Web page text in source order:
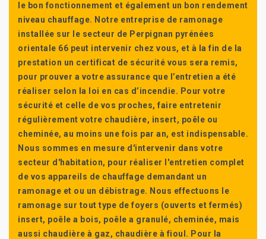
le bon fonctionnement et également un bon rendement
niveau chauffage. Notre entreprise de ramonage
installée sur le secteur de Perpignan pyrénées
orientale 66 peut intervenir chez vous, et à la fin de la
prestation un certificat de sécurité vous sera remis,
pour prouver a votre assurance que l’entretien a été
réaliser selon la loi en cas d’incendie. Pour votre
sécurité et celle de vos proches, faire entretenir
régulièrement votre chaudière, insert, poêle ou
cheminée, au moins une fois par an, est indispensable.
Nous sommes en mesure d'intervenir dans votre
secteur d'habitation, pour réaliser l'entretien complet
de vos appareils de chauffage demandant un
ramonage et ou un débistrage. Nous effectuons le
ramonage sur tout type de foyers (ouverts et fermés)
insert, poêle a bois, poêle a granulé, cheminée, mais
aussi chaudière à gaz, chaudière à fioul. Pour la